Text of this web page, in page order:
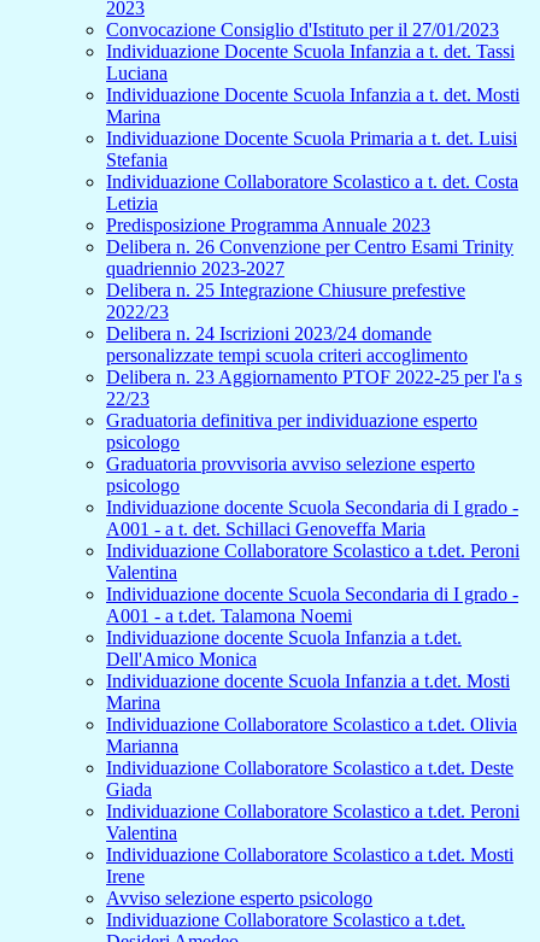
2023
Convocazione Consiglio d'Istituto per il 27/01/2023
Individuazione Docente Scuola Infanzia a t. det. Tassi
Luciana
Individuazione Docente Scuola Infanzia a t. det. Mosti
Marina
Individuazione Docente Scuola Primaria a t. det. Luisi
Stefania
Individuazione Collaboratore Scolastico a t. det. Costa
Letizia
Predisposizione Programma Annuale 2023
Delibera n. 26 Convenzione per Centro Esami Trinity
quadriennio 2023-2027
Delibera n. 25 Integrazione Chiusure prefestive
2022/23
Delibera n. 24 Iscrizioni 2023/24 domande
personalizzate tempi scuola criteri accoglimento
Delibera n. 23 Aggiornamento PTOF 2022-25 per l'a s
22/23
Graduatoria definitiva per individuazione esperto
psicologo
Graduatoria provvisoria avviso selezione esperto
psicologo
Individuazione docente Scuola Secondaria di I grado -
A001 - a t. det. Schillaci Genoveffa Maria
Individuazione Collaboratore Scolastico a t.det. Peroni
Valentina
Individuazione docente Scuola Secondaria di I grado -
A001 - a t.det. Talamona Noemi
Individuazione docente Scuola Infanzia a t.det.
Dell'Amico Monica
Individuazione docente Scuola Infanzia a t.det. Mosti
Marina
Individuazione Collaboratore Scolastico a t.det. Olivia
Marianna
Individuazione Collaboratore Scolastico a t.det. Deste
Giada
Individuazione Collaboratore Scolastico a t.det. Peroni
Valentina
Individuazione Collaboratore Scolastico a t.det. Mosti
Irene
Avviso selezione esperto psicologo
Individuazione Collaboratore Scolastico a t.det.